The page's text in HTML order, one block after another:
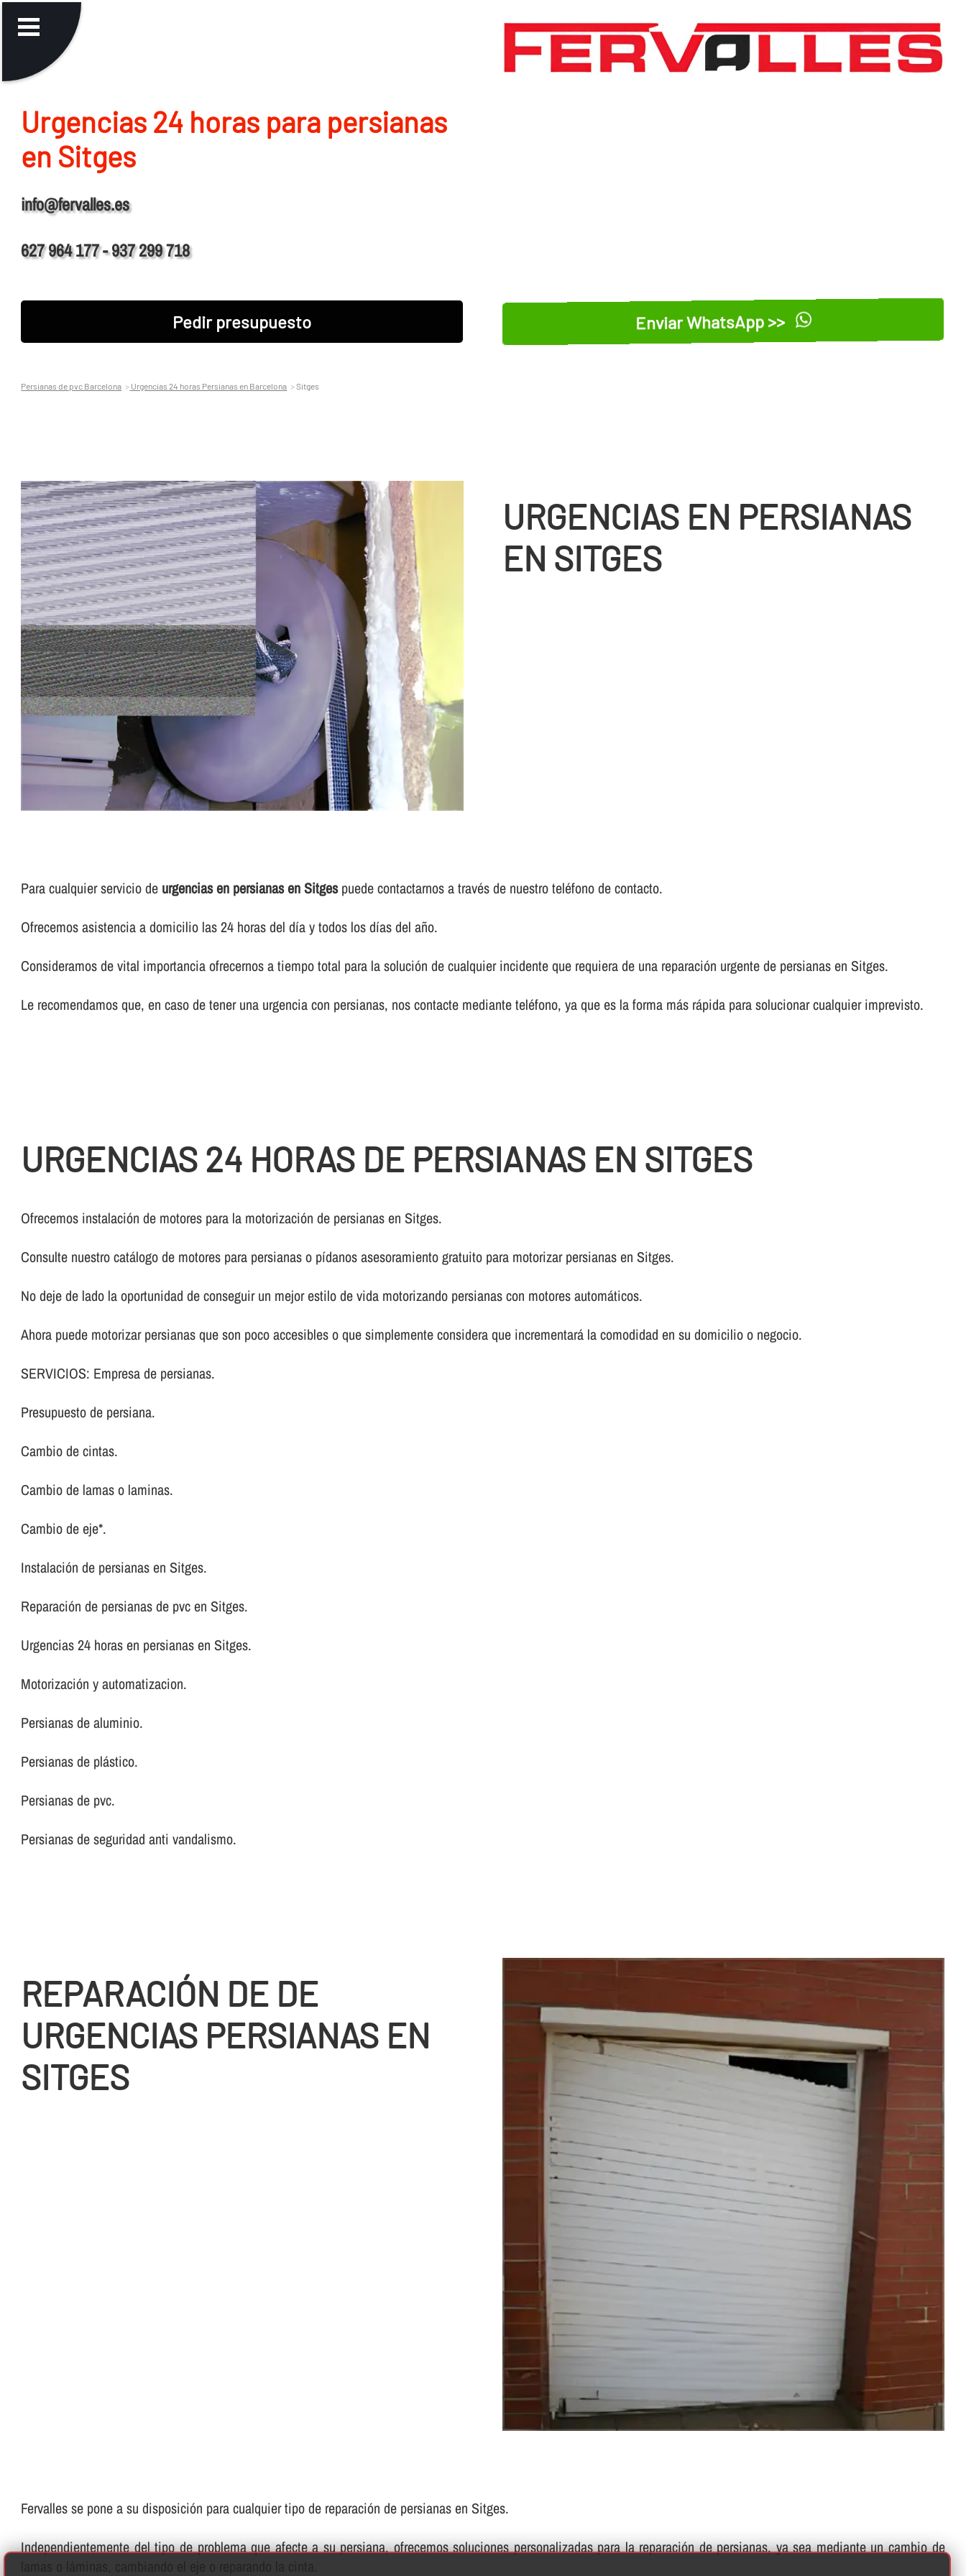
Urgencias 24 horas para persianas
en Sitges
info@fervalles.es
627 964 177 - 937 299 718
Pedir presupuesto Enviar WhatsApp >>
Persianas de pvc Barcelona Urgencias 24 horas Persianas en Barcelona Sitges
URGENCIAS EN PERSIANAS
EN SITGES
Para cualquier servicio de urgencias en persianas en Sitgespuede contactarnos a través de nuestro teléfono de contacto.
Ofrecemos asistencia a domicilio las 24 horas del dí­a y todos los dí­as del año.
Consideramos de vital importancia ofrecernos a tiempo total para la solución de cualquier incidente que requiera de una reparación urgente de persianas en Sitges.
Le recomendamos que, en caso de tener una urgencia con persianas, nos contacte mediante teléfono, ya que es la forma más rápida para solucionar cualquier imprevisto.
URGENCIAS 24 HORAS DE PERSIANAS EN SITGES
Ofrecemos instalación de motores para la motorización de persianas en Sitges.
Consulte nuestro catálogo de motores para persianas o pí­danos asesoramiento gratuito para motorizar persianas en Sitges.
No deje de lado la oportunidad de conseguir un mejor estilo de vida motorizando persianas con motores automáticos.
Ahora puede motorizar persianas que son poco accesibles o que simplemente considera que incrementará la comodidad en su domicilio o negocio.
SERVICIOS: Empresa de persianas.
Presupuesto de persiana.
Cambio de cintas.
Cambio de lamas o laminas.
Cambio de eje*.
Instalación de persianas en Sitges.
Reparación de persianas de pvc en Sitges.
Urgencias 24 horas en persianas en Sitges.
Motorización y automatizacion.
Persianas de aluminio.
Persianas de plástico.
Persianas de pvc.
Persianas de seguridad anti vandalismo.
REPARACIÓN DE DE
URGENCIAS PERSIANAS EN
SITGES
Fervalles se pone a su disposición para cualquier tipo de reparación de persianas en Sitges.
Independientemente del tipo de problema que afecte a su persiana, ofrecemos soluciones personalizadas para la reparación de persianas, ya sea mediante un cambio de